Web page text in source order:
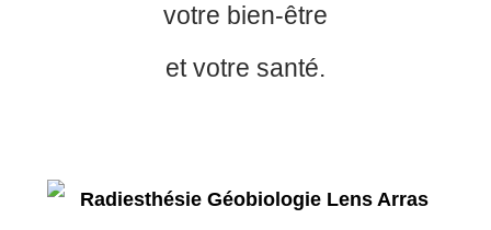
votre bien-être
et votre santé.